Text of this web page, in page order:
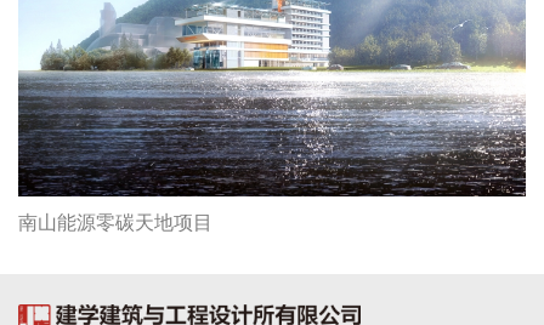
南山能源零碳天地项目